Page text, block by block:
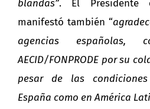
blandas”. El Presidente
manifestó también “
agencias
AECID/FONPRODE por su
pesar de las
España como en América